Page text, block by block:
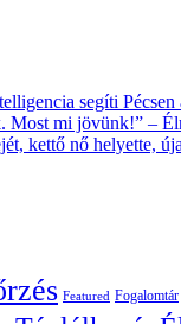
segíti
Most mi jövünk!” –
kettő nő helyette,
Featured Fogalomtár